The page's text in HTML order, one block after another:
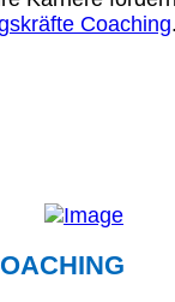
Coaching.